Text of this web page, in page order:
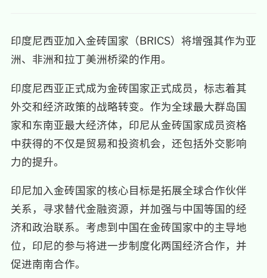
印度尼西亚加入金砖国家（BRICS）将增强其作为亚
洲、非洲和拉丁美洲桥梁的作用。
印度尼西亚正式成为金砖国家正式成员，标志着其
外交和经济政策的战略转变。作为全球最大群岛国
家和东南亚最大经济体，印尼从金砖国家成员资格
中获得的不仅是贸易和投资机会，还包括外交影响
力的提升。
印尼加入金砖国家的核心目标是拓展全球合作伙伴
关系，寻求替代金融资源，并加强与中国等国的经
济和政治联系。考虑到中国在金砖国家中的主导地
位，印尼的参与将进一步制度化两国经济合作，并
促进南南合作。